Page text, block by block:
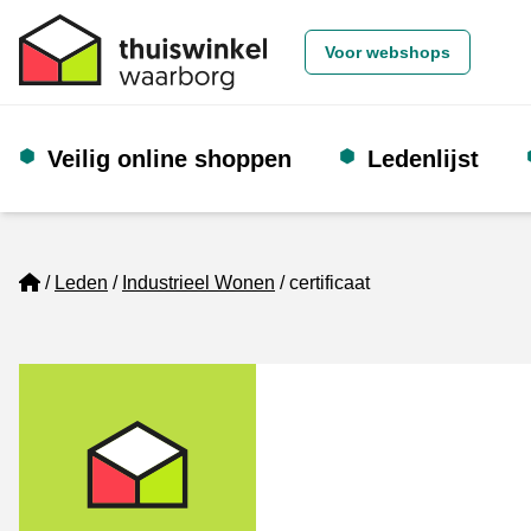
Voor webshops
Veilig online shoppen Ledenlijst
Home
Leden Industrieel Wonen certificaat